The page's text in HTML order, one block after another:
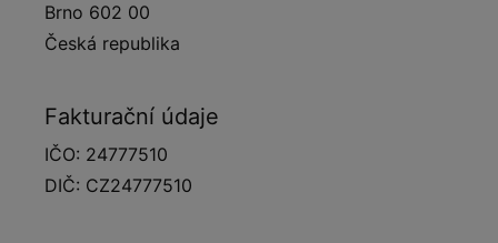
Brno 602 00
Česká republika
Fakturační údaje
IČO: 24777510
DIČ: CZ24777510